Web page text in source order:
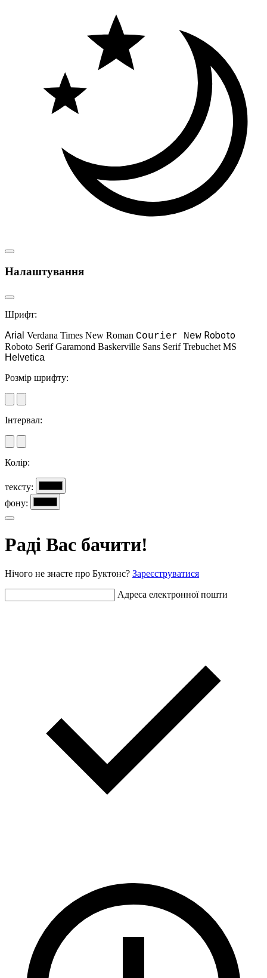
Налаштування
Шрифт:
Arial Verdana Times New Roman Courier New Roboto
Roboto Serif Garamond Baskerville Sans Serif Trebuchet MS
Helvetica
Розмір шрифту:
Інтервал:
Колір:
тексту:
фону:
Раді Вас бачити!
Нічого не знаєте про Буктонс? Зареєструватися
Адреса електронної пошти